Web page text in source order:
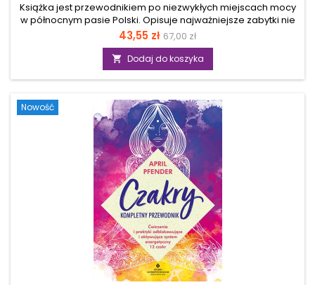
Książka jest przewodnikiem po niezwykłych miejscach mocy
w północnym pasie Polski. Opisuje najważniejsze zabytki nie
tylko jako dzieła sztuki i architektury, ale przedstawia
tajemnicze oddziaływania związane z koncentracją
pozytywnych energii Ziemi i Kosmosu. Ukazuje, jak możemy
korzystać z ich energii dla zdrowia i rozwoju
duchowego.LESZEK MATELA jest znanym autorem
artykułów obejmujących m.in. takie dziedziny wiedzy jak
sekrety dawnych...
Cena
43,55 zł 67,00 zł
 Dodaj do koszyka
Nowość